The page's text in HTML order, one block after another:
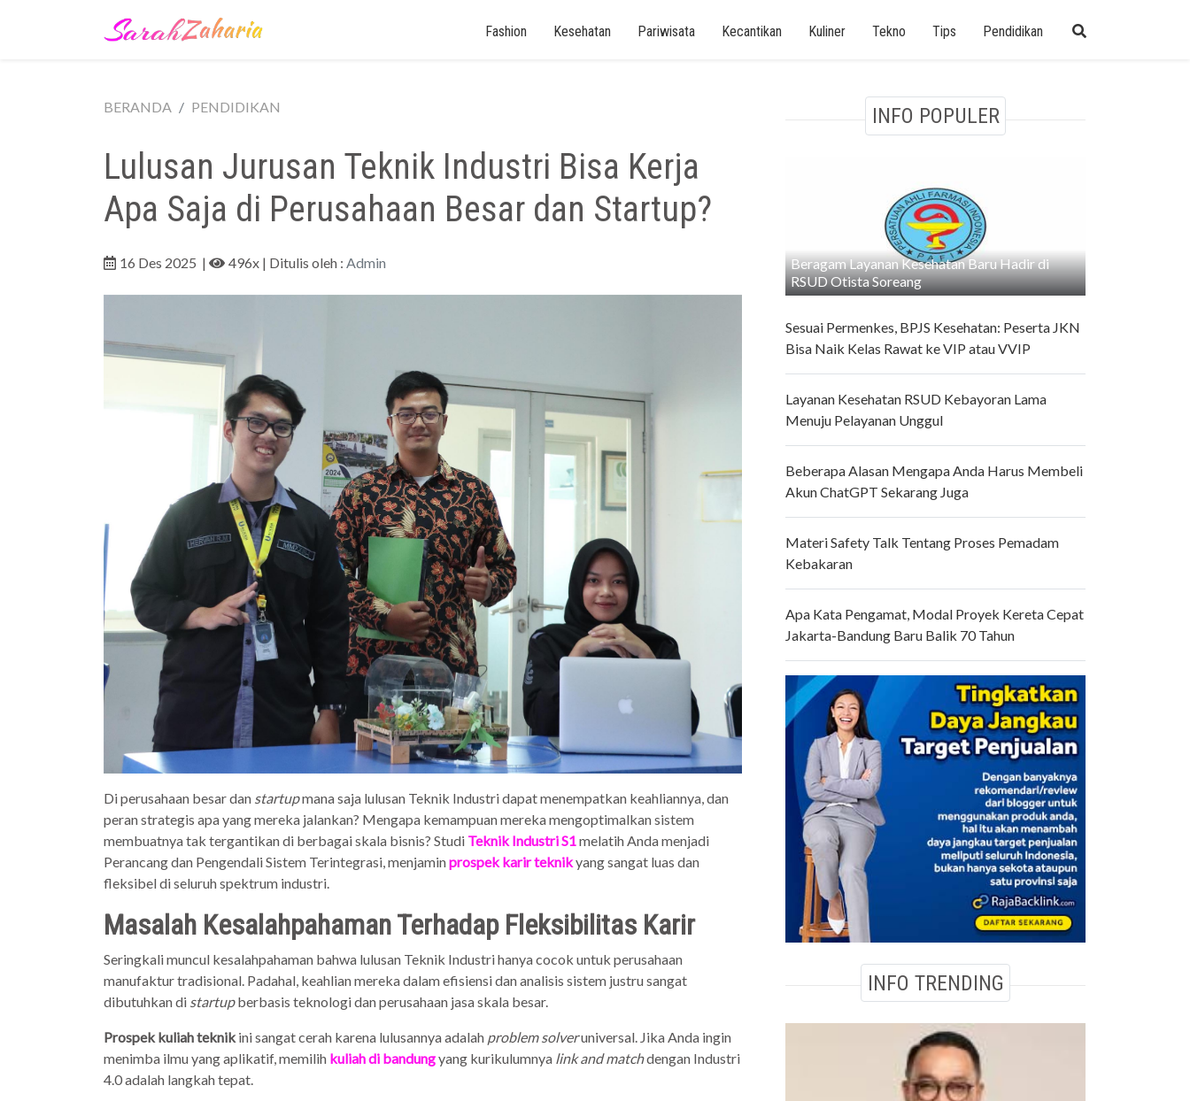
Fashion Kesehatan Pariwisata Kecantikan Kuliner Tekno Tips Pendidikan
BERANDA PENDIDIKAN
Lulusan Jurusan Teknik Industri Bisa Kerja
Apa Saja di Perusahaan Besar dan Startup?
16 Des 2025 | 496x | Ditulis oleh : Admin
Di perusahaan besar dan startupmana saja lulusan Teknik Industri dapat menempatkan keahliannya, dan
peran strategis apa yang mereka jalankan? Mengapa kemampuan mereka mengoptimalkan sistem
membuatnya tak tergantikan di berbagai skala bisnis? Studi Teknik Industri S1melatih Anda menjadi
Perancang dan Pengendali Sistem Terintegrasi, menjaminprospek karir teknikyang sangat luas dan
fleksibel di seluruh spektrum industri.
Masalah Kesalahpahaman Terhadap Fleksibilitas Karir
Seringkali muncul kesalahpahaman bahwa lulusan Teknik Industri hanya cocok untuk perusahaan
manufaktur tradisional. Padahal, keahlian mereka dalam efisiensi dan analisis sistem justru sangat
dibutuhkan di startupberbasis teknologi dan perusahaan jasa skala besar.
Prospek kuliah teknikini sangat cerah karena lulusannya adalah problem solveruniversal. Jika Anda ingin
menimba ilmu yang aplikatif, memilih kuliah di bandungyang kurikulumnya link and matchdengan Industri
4.0 adalah langkah tepat.
INFO POPULER
Beragam Layanan Kesehatan Baru Hadir di
RSUD Otista Soreang
Sesuai Permenkes, BPJS Kesehatan: Peserta JKN
Bisa Naik Kelas Rawat ke VIP atau VVIP
Layanan Kesehatan RSUD Kebayoran Lama
Menuju Pelayanan Unggul
Beberapa Alasan Mengapa Anda Harus Membeli
Akun ChatGPT Sekarang Juga
Materi Safety Talk Tentang Proses Pemadam
Kebakaran
Apa Kata Pengamat, Modal Proyek Kereta Cepat
Jakarta-Bandung Baru Balik 70 Tahun
INFO TRENDING